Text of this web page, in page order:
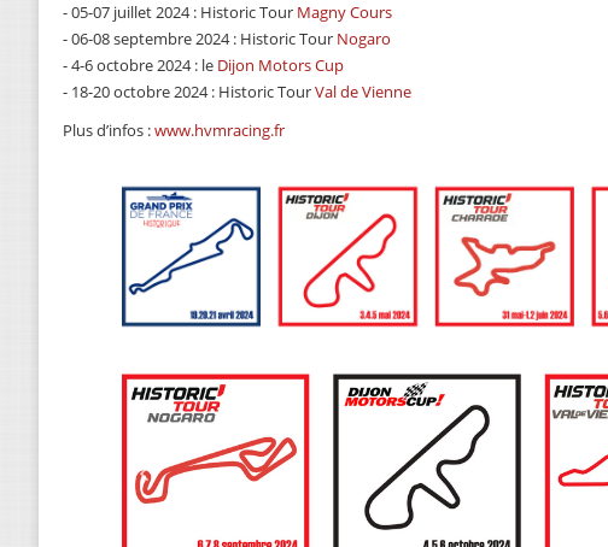
- 05-07 juillet 2024 : Historic Tour Magny Cours
- 06-08 septembre 2024 : Historic Tour Nogaro
- 4-6 octobre 2024 : le Dijon Motors Cup
- 18-20 octobre 2024 : Historic TourVal de Vienne
Plus d’infos :www.hvmracing.fr